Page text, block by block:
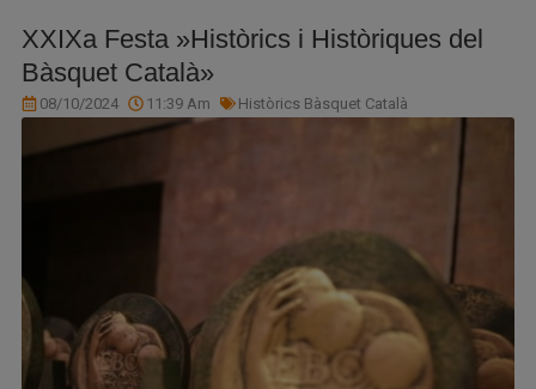
XXIXa Festa »Històrics i Històriques del
Bàsquet Català»
08/10/2024 11:39 Am Històrics Bàsquet Català